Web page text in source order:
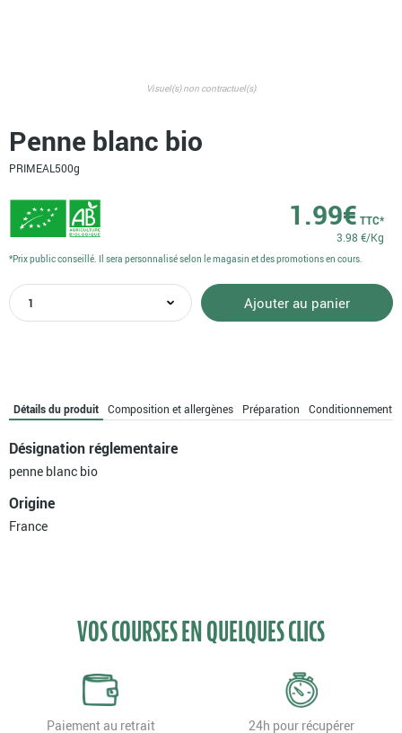
Visuel(s) non contractuel(s)
Penne blanc bio
PRIMEAL 500g
1.99€ TTC*
3.98 €/Kg
quantité
de
Ajouter au panier
*Prix public conseillé. Il sera personnalisé selon le magasin et des promotions en cours.
Détails du produit Composition et allergènes Préparation Conditionnement
Désignation réglementaire
penne blanc bio
Origine
France
VOS COURSES EN QUELQUES CLICS
Paiement au retrait 24h pour récupérer